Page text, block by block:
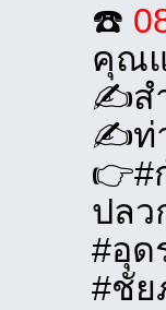
☎️
คุณ
✍️สำ
✍️ท่า
👉#
ปลว
#อุด
#ชัย